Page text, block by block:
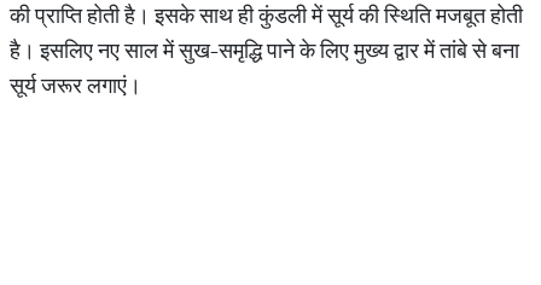
की प्राप्ति होती है। इसके साथ ही कुंडली में सूर्य की स्थिति मजबूत होती
है। इसलिए नए साल में सुख-समृद्धि पाने के लिए मुख्य द्वार में तांबे से बना
सूर्य जरूर लगाएं।